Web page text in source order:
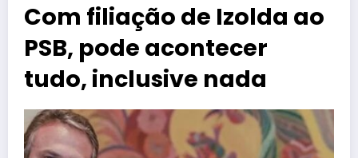
Com filiação de Izolda ao
PSB, pode acontecer
tudo, inclusive nada